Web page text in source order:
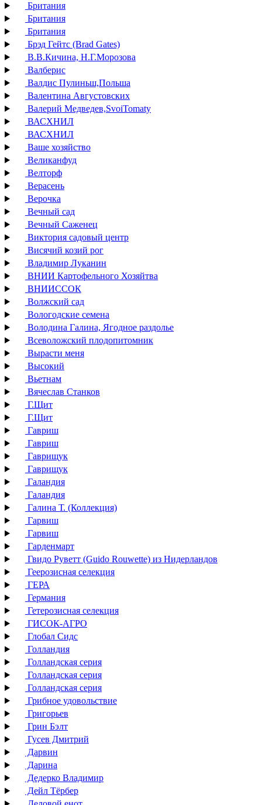
Британия
Британия
Британия
Брэд Гейтс (Brad Gates)
В.В.Кичина, Н.Г.Морозова
Валберис
Валдис Пулиньш,Польша
Валентина Августовских
Валерий Медведев,SvoiTomaty
ВАСХНИЛ
ВАСХНИЛ
Ваше хозяйство
Великанфуд
Велторф
Верасень
Верочка
Вечный сад
Вечный Саженец
Виктория садовый центр
Висячий козий рог
Владимир Луканин
ВНИИ Картофельного Хозяйтва
ВНИИССОК
Волжский сад
Вологодские семена
Володина Галина, Ягодное раздолье
Всеволожский плодопитомник
Вырасти меня
Высокий
Вьетнам
Вячеслав Станков
Г.Щит
Г.Щит
Гавриш
Гавриш
Гаврищук
Гаврищук
Галандия
Галандия
Галина Т. (Коллекция)
Гарвиш
Гарвиш
Гарденмарт
Гвидо Руветт (Guido Rouwette) из Нидерландов
Геерозисная селекция
ГЕРА
Германия
Гетерозисная селекция
ГИСОК-АГРО
Глобал Сидс
Голландия
Голландская серия
Голландская серия
Голландская серия
Грибное удовольствие
Григорьев
Грин Бэлт
Гусев Дмитрий
Дарвин
Дарина
Дедерко Владимир
Дейл Тёрбер